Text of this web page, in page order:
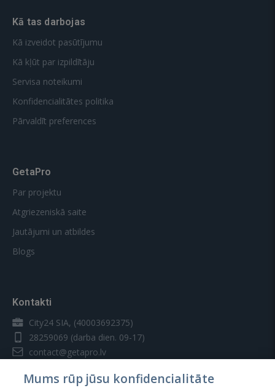
Kā tas darbojas
Kā izveidot pasūtījumu
Kā kļūt par izpildītāju
Servisa noteikumi
Konfidencialitātes politika
Pārvaldīt preferences
GetaPro
Par projektu
Atgriezeniskā saite
Jautājumi un atbildes
Blogs
Kontakti
City24 SIA, (40003692375)
28259069 (darba dien. 09-17)
contact@getapro.lv
Mums rūp jūsu konfidencialitāte